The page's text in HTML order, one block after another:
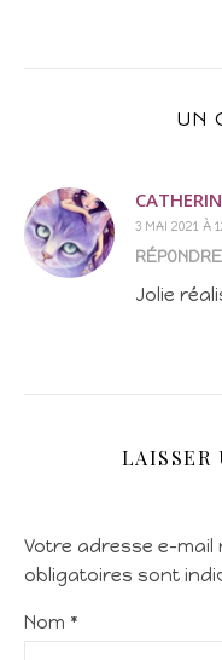
UN
3 MAI 2021 À
RÉPONDRE
Jolie
LAISSER
Votre adresse e-mail
obligatoires sont
Nom *